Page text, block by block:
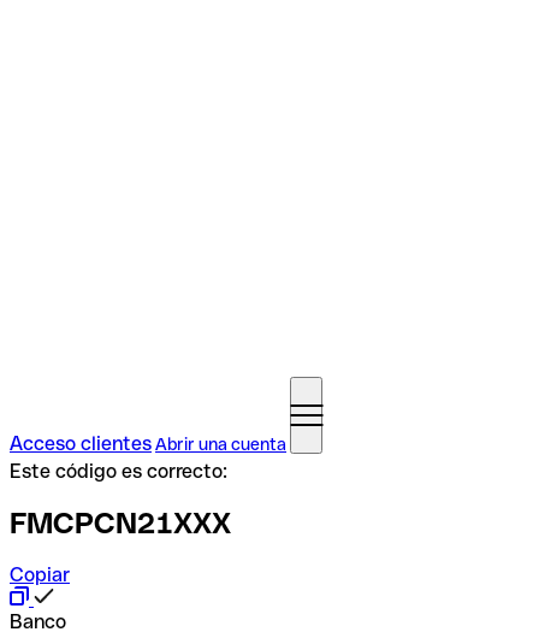
Acceso clientesAbrir una cuenta
Este código es correcto:
FMCPCN21XXX
Copiar
Banco